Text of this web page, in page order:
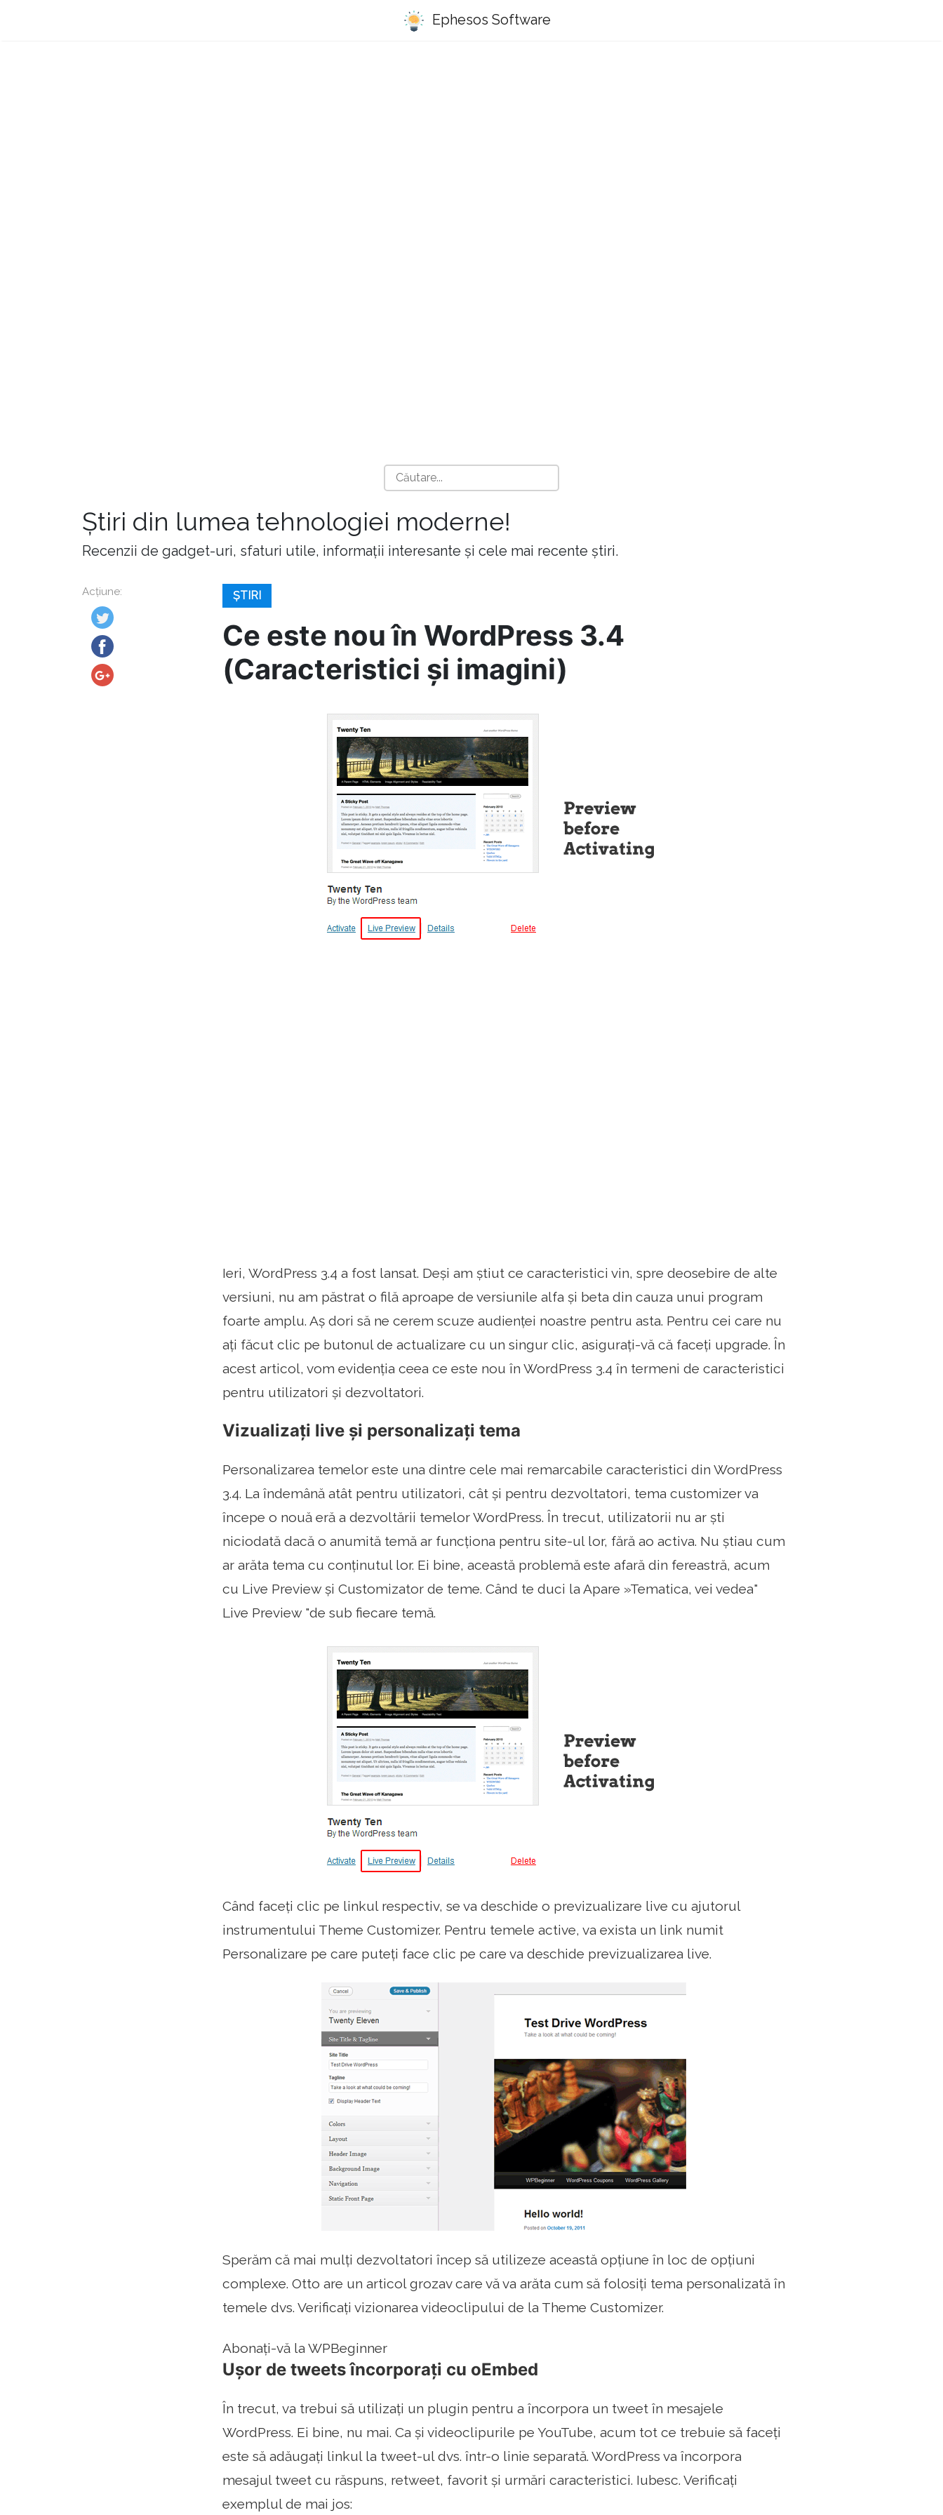
Ephesos Software
Știri din lumea tehnologiei moderne!
Recenzii de gadget-uri, sfaturi utile, informații interesante și cele mai recente știri.
Acțiune: ȘTIRI
Ce este nou în WordPress 3.4
(Caracteristici și imagini)
Ieri, WordPress 3.4 a fost lansat. Deși am știut ce caracteristici vin, spre deosebire de alte
versiuni, nu am păstrat o filă aproape de versiunile alfa și beta din cauza unui program
foarte amplu. Aș dori să ne cerem scuze audienței noastre pentru asta. Pentru cei care nu
ați făcut clic pe butonul de actualizare cu un singur clic, asigurați-vă că faceți upgrade. În
acest articol, vom evidenția ceea ce este nou în WordPress 3.4 în termeni de caracteristici
pentru utilizatori și dezvoltatori.
Vizualizați live și personalizați tema
Personalizarea temelor este una dintre cele mai remarcabile caracteristici din WordPress
3.4. La îndemână atât pentru utilizatori, cât și pentru dezvoltatori, tema customizer va
începe o nouă eră a dezvoltării temelor WordPress. În trecut, utilizatorii nu ar ști
niciodată dacă o anumită temă ar funcționa pentru site-ul lor, fără ao activa. Nu știau cum
ar arăta tema cu conținutul lor. Ei bine, această problemă este afară din fereastră, acum
cu Live Preview și Customizator de teme. Când te duci la Apare »Tematica, vei vedea"
Live Preview "de sub fiecare temă.
Când faceți clic pe linkul respectiv, se va deschide o previzualizare live cu ajutorul
instrumentului Theme Customizer. Pentru temele active, va exista un link numit
Personalizare pe care puteți face clic pe care va deschide previzualizarea live.
Sperăm că mai mulți dezvoltatori încep să utilizeze această opțiune în loc de opțiuni
complexe. Otto are un articol grozav care vă va arăta cum să folosiți tema personalizată în
temele dvs. Verificați vizionarea videoclipului de la Theme Customizer.
Abonați-vă la WPBeginner
Ușor de tweets încorporați cu oEmbed
În trecut, va trebui să utilizați un plugin pentru a încorpora un tweet în mesajele
WordPress. Ei bine, nu mai. Ca și videoclipurile pe YouTube, acum tot ce trebuie să faceți
este să adăugați linkul la tweet-ul dvs. într-o linie separată. WordPress va încorpora
mesajul tweet cu răspuns, retweet, favorit și urmări caracteristici. Iubesc. Verificați
exemplul de mai jos: